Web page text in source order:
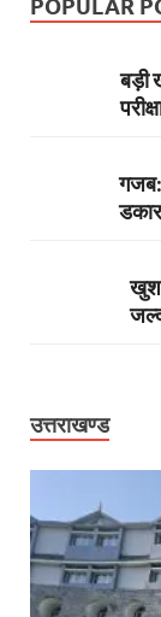
POPULAR
बड़ी
गजब:
उत्तराखण्ड